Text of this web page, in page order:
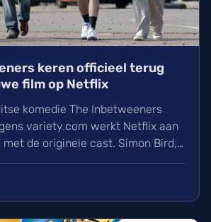
keren officieel terug
film op Netflix
komedie The Inbetweeners
variety.com werkt Netflix aan
de originele cast. Simon Bird,
Harrison en James Buckley
Wij kijken alvast uit naar de